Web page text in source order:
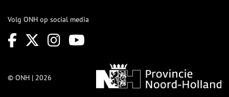
Volg ONH op social media
© ONH | 2026